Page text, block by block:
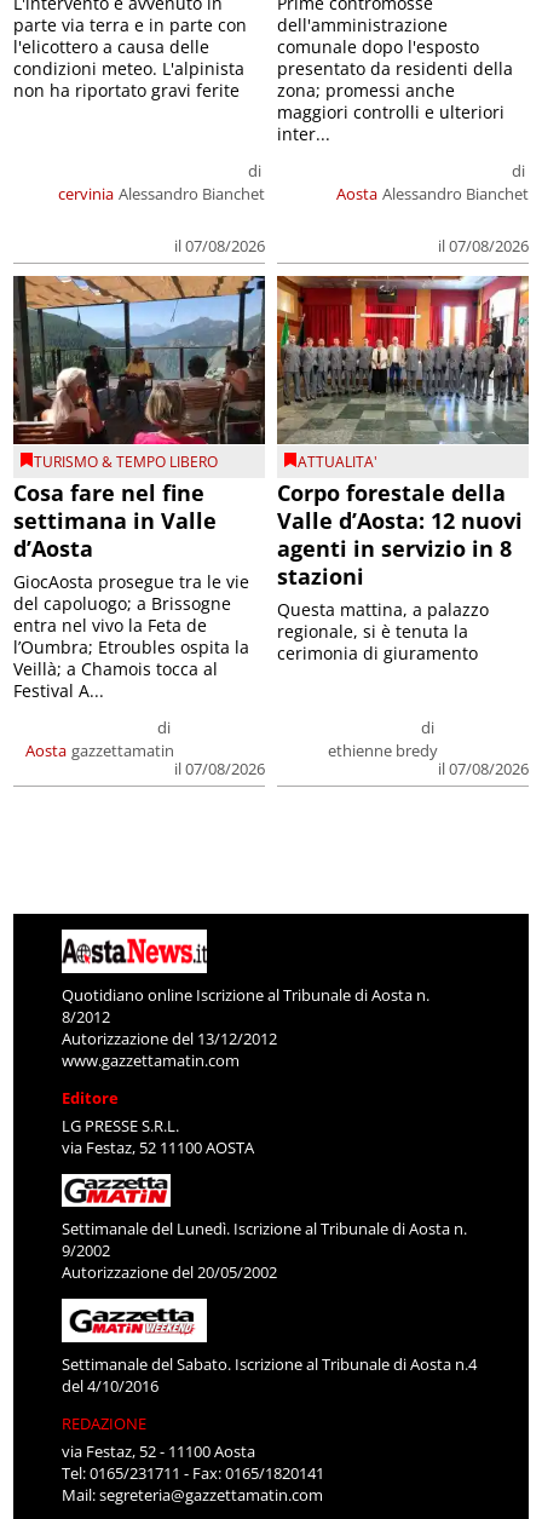
cervinia
di
Alessandro Bianchet
il 07/08/2026
parte via terra e in parte con
l'elicottero a causa delle
condizioni meteo. L'alpinista
non ha riportato gravi ferite
Aosta
di
Alessandro Bianchet
il 07/08/2026
dell'amministrazione
comunale dopo l'esposto
presentato da residenti della
zona; promessi anche
maggiori controlli e ulteriori
inter...
TURISMO & TEMPO LIBERO
Cosa fare nel fine
settimana in Valle
d’Aosta
Aosta
di
gazzettamatin
il 07/08/2026
GiocAosta prosegue tra le vie
del capoluogo; a Brissogne
entra nel vivo la Feta de
l’Oumbra; Etroubles ospita la
Veillà; a Chamois tocca al
Festival A...
ATTUALITA'
Corpo forestale della
Valle d’Aosta: 12 nuovi
agenti in servizio in 8
stazioni
di
ethienne bredy
il 07/08/2026
Questa mattina, a palazzo
regionale, si è tenuta la
cerimonia di giuramento
Quotidiano online Iscrizione al Tribunale di Aosta n.
8/2012
Autorizzazione del 13/12/2012
www.gazzettamatin.com
Editore
LG PRESSE S.R.L.
via Festaz, 52 11100 AOSTA
Settimanale del Lunedì. Iscrizione al Tribunale di Aosta n.
9/2002
Autorizzazione del 20/05/2002
Settimanale del Sabato. Iscrizione al Tribunale di Aosta n.4
del 4/10/2016
REDAZIONE
via Festaz, 52 - 11100 Aosta
Tel: 0165/231711 - Fax: 0165/1820141
Mail:segreteria@gazzettamatin.com